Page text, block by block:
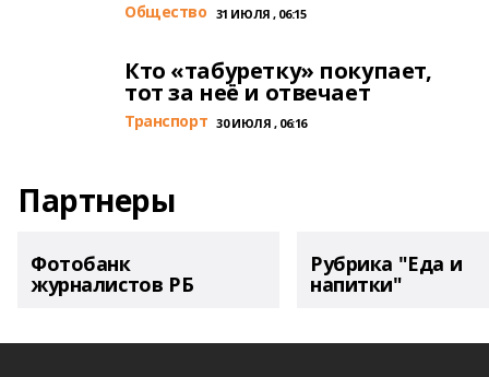
Общество 31 ИЮЛЯ , 06:15
Кто «табуретку» покупает,
тот за неё и отвечает
Транспорт 30 ИЮЛЯ , 06:16
Партнеры
Фотобанк
журналистов РБ
Рубрика "Еда и
напитки"